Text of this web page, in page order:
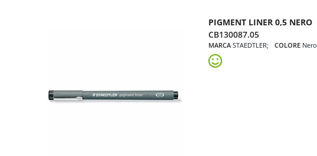
PIGMENT LINER 0,5 NERO
CB130087.05
MARCA STAEDTLER COLORE Nero